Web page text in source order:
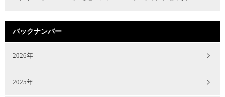
バックナンバー
2026年
2025年